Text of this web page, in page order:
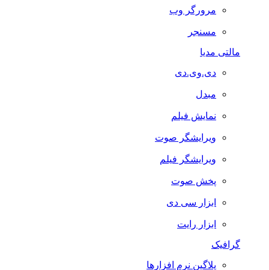
مرورگر وب
مسنجر
مالتی مدیا
دی.وی.دی
مبدل
نمایش فیلم
ویرایشگر صوت
ویرایشگر فیلم
پخش صوت
ابزار سی دی
ابزار رایت
گرافیک
پلاگین نرم افزارها